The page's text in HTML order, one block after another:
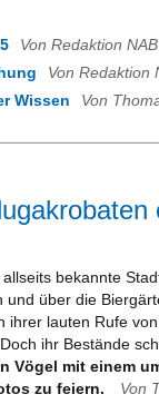
Von Redaktion
Von Redaktion
Wissen
Von
bekannte
und über die
ihrer lauten Rufe
ihr Bestände
Vögel mit einem
zu feiern.
Von